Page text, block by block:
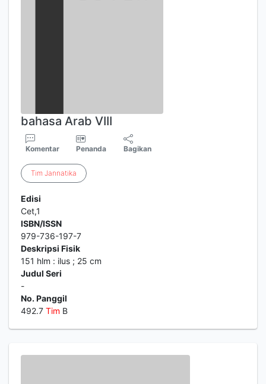
bahasa Arab VIII
Komentar Penanda Bagikan
Tim Jannatika
Edisi
Cet,1
ISBN/ISSN
979-736-197-7
Deskripsi Fisik
151 hlm : ilus ; 25 cm
Judul Seri
-
No. Panggil
492.7 Tim B